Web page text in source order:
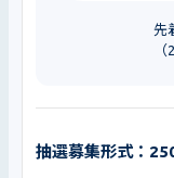
先
抽選募集形式：